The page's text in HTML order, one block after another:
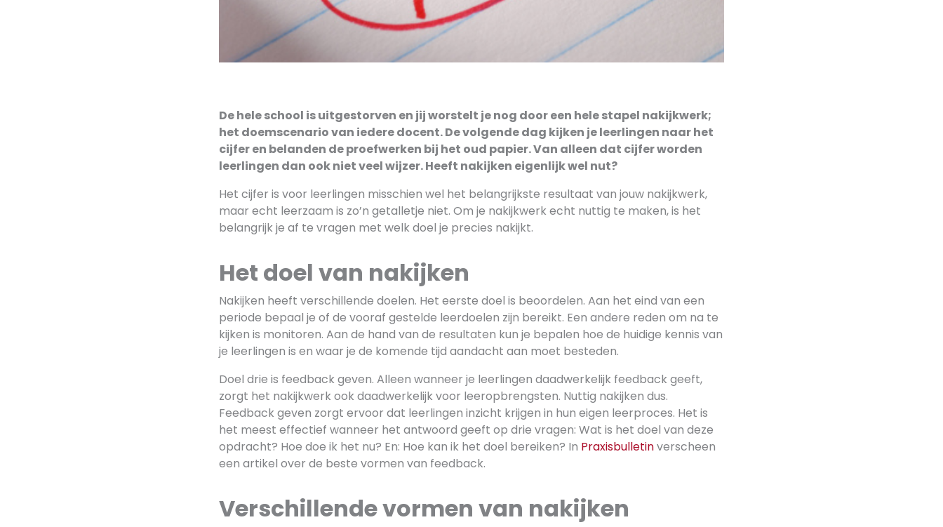
De hele school is uitgestorven en jij worstelt je nog door een hele stapel nakijkwerk;
het doemscenario van iedere docent. De volgende dag kijken je leerlingen naar het
cijfer en belanden de proefwerken bij het oud papier. Van alleen dat cijfer worden
leerlingen dan ook niet veel wijzer.Heeft nakijken eigenlijk wel nut?
Het cijfer is voor leerlingen misschien wel het belangrijkste resultaat van jouw nakijkwerk,
maar echt leerzaam is zo’n getalletje niet. Om je nakijkwerk echt nuttig te maken, is het
belangrijk je af te vragen met welk doel je precies nakijkt.
Het doel van nakijken
Nakijken heeft verschillende doelen. Het eerste doel is beoordelen. Aan het eind van een
periode bepaal je of de vooraf gestelde leerdoelen zijn bereikt. Een andere reden om na te
kijken is monitoren. Aan de hand van de resultaten kun je bepalen hoe de huidige kennis van
je leerlingen is en waar je de komende tijd aandacht aan moet besteden.
Doel drie is feedback geven. Alleen wanneer je leerlingen daadwerkelijk feedback geeft,
zorgt het nakijkwerk ook daadwerkelijk voor leeropbrengsten. Nuttig nakijken dus.
Feedback geven zorgt ervoor dat leerlingen inzicht krijgen in hun eigen leerproces. Het is
het meest effectief wanneer het antwoord geeft op drie vragen: Wat is het doel van deze
opdracht? Hoe doe ik het nu? En: Hoe kan ik het doel bereiken? In Praxisbulletinverscheen
een artikel over de beste vormen van feedback.
Verschillende vormen van nakijken